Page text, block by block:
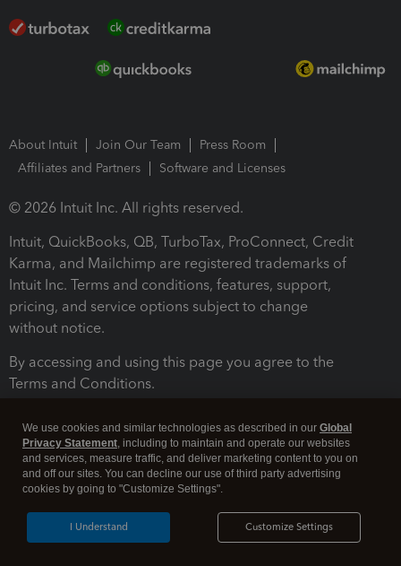
About Intuit Join Our Team
Press Room
Affiliates and Partners
Software and Licenses
© 2026 Intuit Inc. All rights reserved.
Intuit, QuickBooks, QB, TurboTax, ProConnect, Credit
Karma, and Mailchimp are registered trademarks of
Intuit Inc. Terms and conditions, features, support,
pricing, and service options subject to change
without notice.
By accessing and using this page you agree to the
Terms and Conditions.
Legal Security
We use cookies and similar technologies as described in our Global
Privacy Statement, including to maintain and operate our websites
and services, measure traffic, and deliver marketing content to you on
and off our sites. You can decline our use of third party advertising
cookies by going to "Customize Settings".
Customize Settings
I Understand